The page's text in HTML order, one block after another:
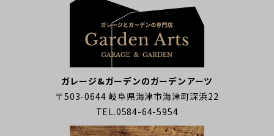
ガレージ&ガーデンのガーデンアーツ
〒503-0644 岐阜県海津市海津町深浜22
TEL.0584-64-5954